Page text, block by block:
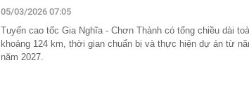
05/03/2026 07:05
Tuyến cao tốc Gia Nghĩa - Chơn Thành có tổng chiều dài
khoảng 124 km, thời gian chuẩn bị và thực hiện dự án từ
năm 2027.